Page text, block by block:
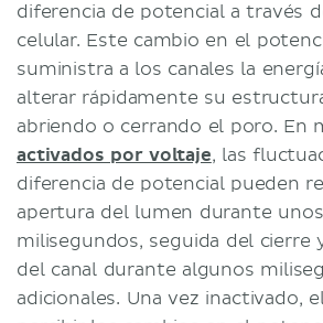
diferencia de potencial a través
celular. Este cambio en el
suministra a los canales la
alterar rápidamente su
abriendo o cerrando el poro. En
activados por voltaje, las
diferencia de potencial pueden
apertura del lumen durante
milisegundos, seguida del cierre
del canal durante algunos
adicionales. Una vez inactivado,